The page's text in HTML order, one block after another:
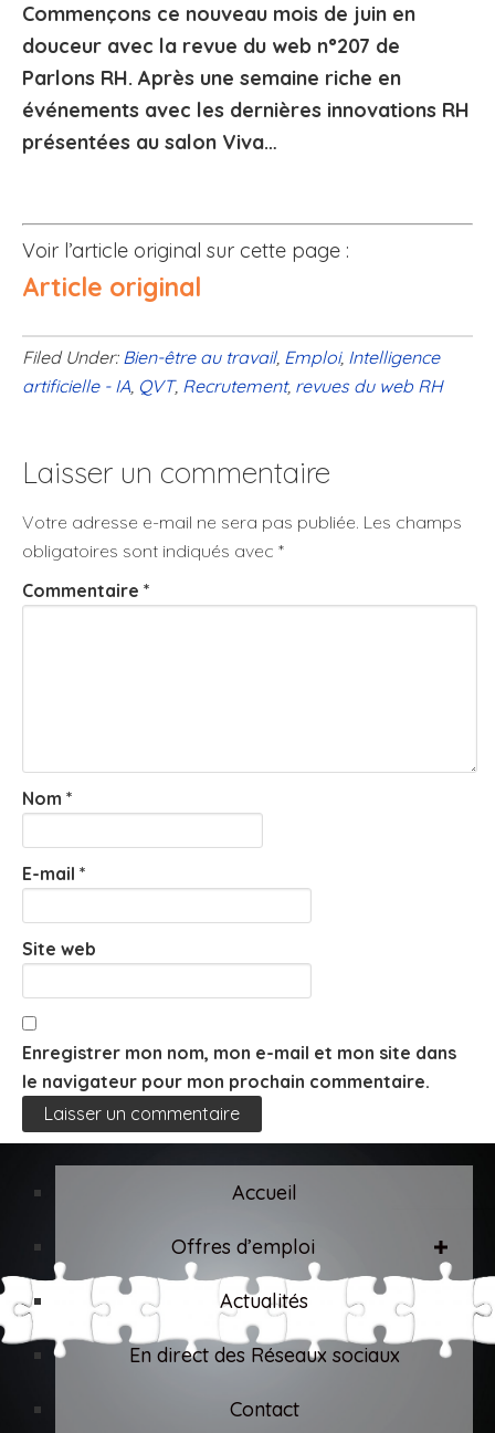
Commençons ce nouveau mois de juin en
douceur avec la revue du web n°207 de
Parlons RH. Après une semaine riche en
événements avec les dernières innovations RH
présentées au salon Viva…
Voir l’article original sur cette page :
Article original
Filed Under: Bien-être au travail, Emploi, Intelligence
artificielle - IA, QVT, Recrutement, revues du web RH
Laisser un commentaire
Votre adresse e-mail ne sera pas publiée. Les champs
obligatoires sont indiqués avec *
Commentaire *
Nom *
E-mail *
Site web
Enregistrer mon nom, mon e-mail et mon site dans
le navigateur pour mon prochain commentaire.
Accueil
Offres d’emploi
Actualités
En direct des Réseaux sociaux
Contact